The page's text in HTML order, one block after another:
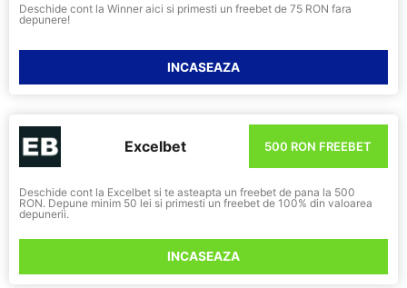
Deschide cont la Winner aici si primesti un freebet de 75 RON fara
depunere!
INCASEAZA
Excelbet 500 RON FREEBET
Deschide cont la Excelbet si te asteapta un freebet de pana la 500
RON. Depune minim 50 lei si primesti un freebet de 100% din valoarea
depunerii.
INCASEAZA